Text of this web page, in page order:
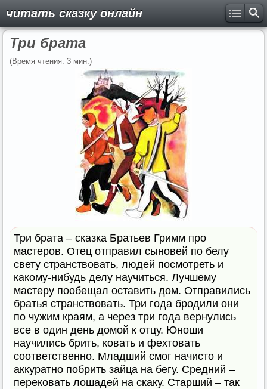
читать сказку онлайн
Три брата
(Время чтения: 3 мин.)
Три брата – сказка Братьев Гримм про
мастеров. Отец отправил сыновей по белу
свету странствовать, людей посмотреть и
какому-нибудь делу научиться. Лучшему
мастеру пообещал оставить дом. Отправились
братья странствовать. Три года бродили они
по чужим краям, а через три года вернулись
все в один день домой к отцу. Юноши
научились брить, ковать и фехтовать
соответственно. Младший смог начисто и
аккуратно побрить зайца на бегу. Средний –
перековать лошадей на скаку. Старший – так